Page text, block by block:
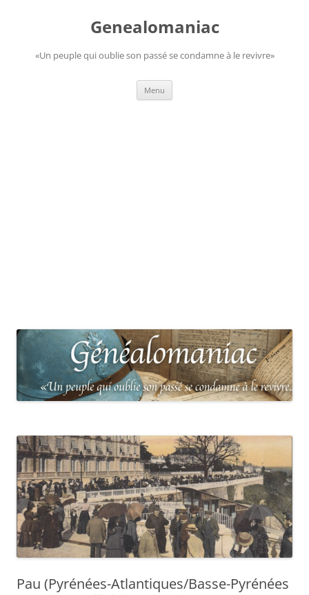
Genealomaniac
«Un peuple qui oublie son passé se condamne à le revivre»
Menu
Pau (Pyrénées-Atlantiques/Basse-Pyrénées